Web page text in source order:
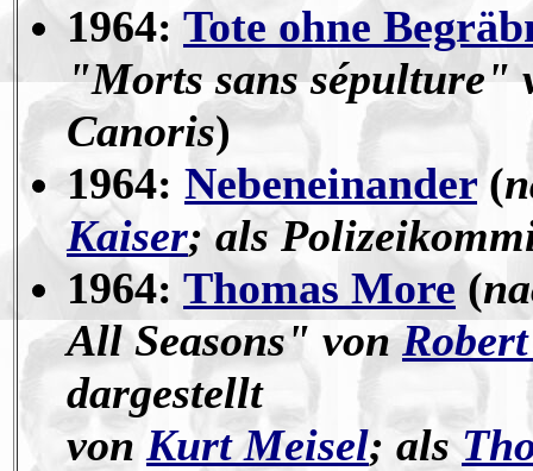
1964: Tote ohne
"Morts sans sépulture"
Canoris)
1964: Nebeneinander(
Kaiser; als
1964: Thomas More (
All Seasons" von
dargestellt
von Kurt Meisel; als